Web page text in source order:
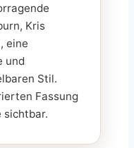
Kris
eine
und
Stil.
Fassung
sichtbar.